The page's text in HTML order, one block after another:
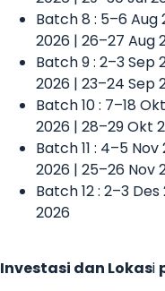
Batch 8 : 5–6 Aug
2026 | 26–27 Aug
Batch 9 : 2–3 Sep
2026 | 23–24 Sep
Batch 10 : 7–18
2026 | 28–29 Okt
Batch 11 : 4–5 Nov
2026 | 25–26 Nov
Batch 12 : 2–3
2026
Investasi dan Lokasi